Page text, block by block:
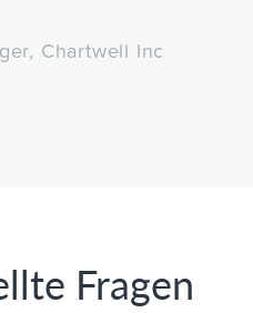
Chartwell Inc
Fragen